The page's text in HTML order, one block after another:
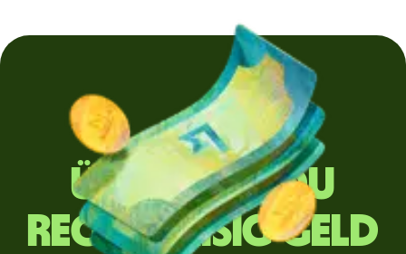
Überweist du
regelmäßig Geld